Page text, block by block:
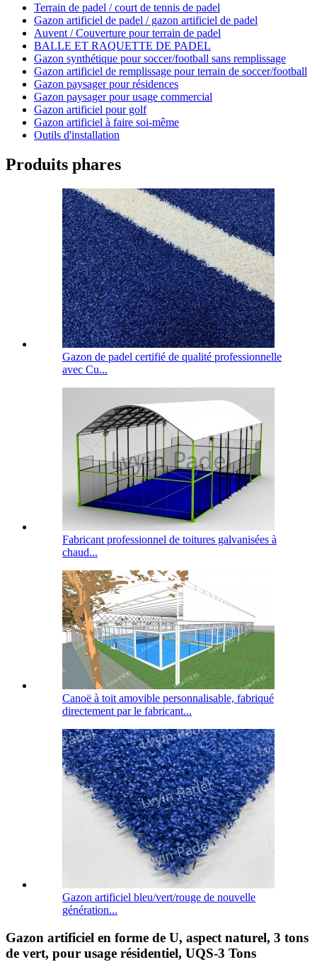
Terrain de padel / court de tennis de padel
Gazon artificiel de padel / gazon artificiel de padel
Auvent / Couverture pour terrain de padel
BALLE ET RAQUETTE DE PADEL
Gazon synthétique pour soccer/football sans remplissage
Gazon artificiel de remplissage pour terrain de soccer/football
Gazon paysager pour résidences
Gazon paysager pour usage commercial
Gazon artificiel pour golf
Gazon artificiel à faire soi-même
Outils d'installation
Produits phares
Gazon de padel certifié de qualité professionnelle
avec Cu...
Fabricant professionnel de toitures galvanisées à
chaud...
Canoë à toit amovible personnalisable, fabriqué
directement par le fabricant...
Gazon artificiel bleu/vert/rouge de nouvelle
génération...
Gazon artificiel en forme de U, aspect naturel, 3 tons
de vert, pour usage résidentiel, UQS-3 Tons